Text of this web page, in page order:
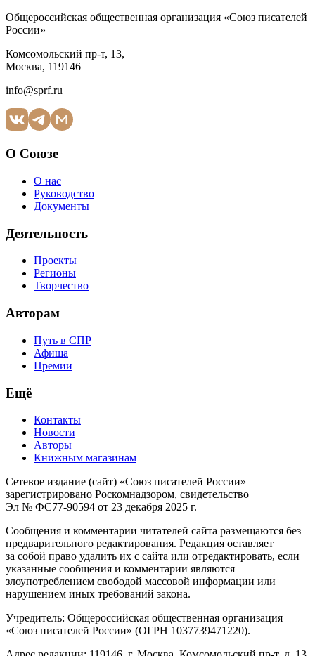
Общероссийская общественная организация «Союз писателей
России»
Комсомольский пр-т, 13,
Москва, 119146
info@sprf.ru
О Союзе
О нас
Руководство
Документы
Деятельность
Проекты
Регионы
Творчество
Авторам
Путь в СПР
Афиша
Премии
Ещё
Контакты
Новости
Авторы
Книжным магазинам
Сетевое издание (сайт) «Союз писателей России»
зарегистрировано Роскомнадзором, свидетельство
Эл № ФС77-90594 от 23 декабря 2025 г.
Сообщения и комментарии читателей сайта размещаются без
предварительного редактирования. Редакция оставляет
за собой право удалить их с сайта или отредактировать, если
указанные сообщения и комментарии являются
злоупотреблением свободой массовой информации или
нарушением иных требований закона.
Учредитель: Общероссийская общественная организация
«Союз писателей России» (ОГРН 1037739471220).